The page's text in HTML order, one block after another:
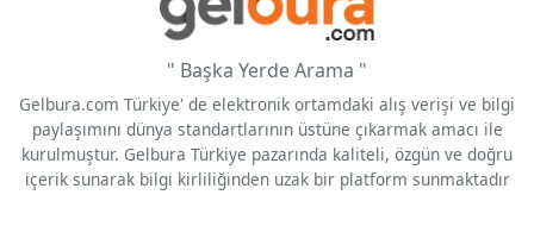
" Başka Yerde Arama "
Gelbura.com Türkiye' de elektronik ortamdaki alış verişi ve bilgi
paylaşımını dünya standartlarının üstüne çıkarmak amacı ile
kurulmuştur. Gelbura Türkiye pazarında kaliteli, özgün ve doğru
içerik sunarak bilgi kirliliğinden uzak bir platform sunmaktadır